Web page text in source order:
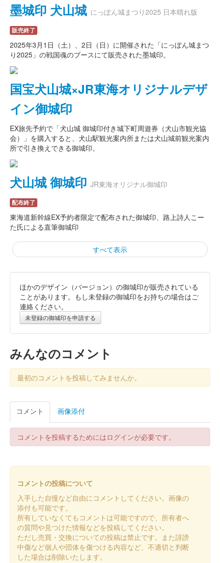
墨城印 犬山城 にっぽん城まつり2025 日本晴れ版
販売終了
2025年3月1日（土）、2日（日）に開催された「にっぽん城まつ
り2025」の戦国魂のブースにて販売された墨城印。
国宝犬山城×JR東海オリジナルデザ
イン御城印
EX旅先予約で「犬山城 御城印付き城下町周遊券（犬山市観光協
会）」を購入すると、犬山駅観光案内所または犬山城前観光案内
所で引き換えできる御城印。
犬山城 御城印 JR東海オリジナル御城印
配布終了
東海道新幹線EX予約者限定で配布された御城印、路上詩人こー
た氏による直筆御城印
すべて表示
犬山城 御城印 JR東海オリジナル御城印
配布終了
JR東海が開催している「推し旅 東海道新幹線で行く もっと知り
たい！お城旅」のVRデジタルスタンプラリーの景品として配布
されたオリジナル御城印（こーた氏筆・複製版）。VRデジタル
スタンプラリーには専用……
犬山城 御城印
販売終了
2024年3月2日、3日に開催されたにっぽん城まつり2024 feat.出
張！お城EXPO in 愛知の「戦国御城印 登久姫／松本城グッズ」
のブースにて2日、3日に登久姫氏がその場で直書きした御城印。
犬山城 御城印
販売終了
犬山城、羽黒城、楽田城とのセット販売。犬山合戦帳の台紙つ
き。
ほかのデザイン（バージョン）の御城印が販売されている
ことがあります。もし未登録の御城印をお持ちの場合はご
連絡ください。
未登録の御城印を申請する
みんなのコメント
最初のコメントを投稿してみませんか。
コメント 画像添付
コメントを投稿するためにはログインが必要です。
コメントの投稿について
入手した自慢など自由にコメントしてください。画像の
添付も可能です。
所有していなくてもコメントは可能ですので、所有者へ
の質問や見つけた情報などを投稿してください。
ただし売買・交換についての投稿は禁止です。また誹謗
中傷など個人や団体を傷つける内容など、不適切と判断
した場合は削除いたします。